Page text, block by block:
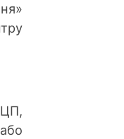
ЦП,